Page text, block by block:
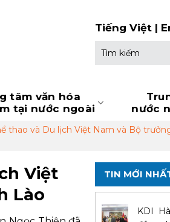
Tiếng Việt|
kiếm:
tâm văn hóa
tại nước ngoài
nước
thao và Du lịch Việt Nam và Bộ
Việt
Lào
TIN MỚI
KDI